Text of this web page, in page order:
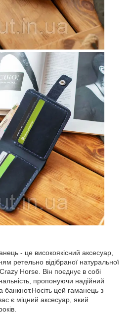
- це високоякісний аксесуар,
ретельно відібраної натуральної
Horse. Він поєднує в собі
пропонуючи надійний
банкнот.Носіть цей гаманець з
є міцний аксесуар, який